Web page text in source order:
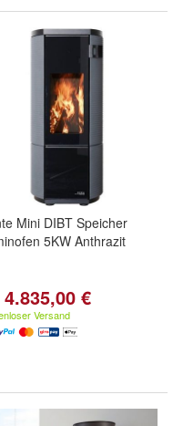
Mini DIBT Speicher
5KW Anthrazit
€
Versand